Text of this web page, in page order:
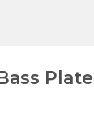
Plate